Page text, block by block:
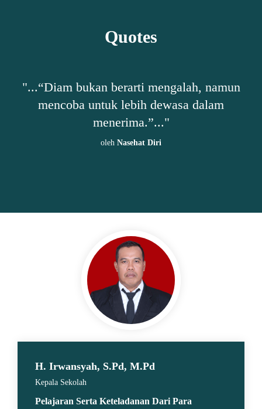
Quotes
"...“Diam bukan berarti mengalah, namun
mencoba untuk lebih dewasa dalam
menerima.”..."
oleh Nasehat Diri
H. Irwansyah, S.Pd, M.Pd
Kepala Sekolah
Pelajaran Serta Keteladanan Dari Para